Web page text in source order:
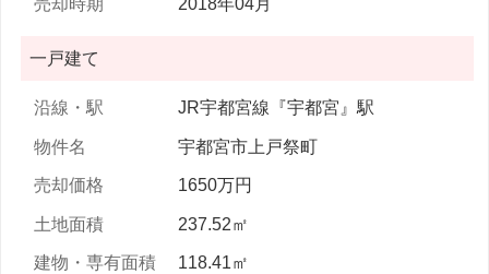
一戸建て
JR宇都宮線『宇都宮』駅
宇都宮市上戸祭町
1650万円
237.52㎡
118.41㎡